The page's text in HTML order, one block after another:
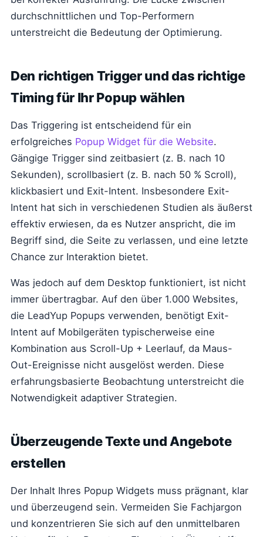
durchschnittlichen und Top-Performern
unterstreicht die Bedeutung der Optimierung.
Den richtigen Trigger und das richtige
Timing für Ihr Popup wählen
Das Triggering ist entscheidend für ein
erfolgreiches Popup Widget für die Website.
Gängige Trigger sind zeitbasiert (z. B. nach 10
Sekunden), scrollbasiert (z. B. nach 50 % Scroll),
klickbasiert und Exit-Intent. Insbesondere Exit-
Intent hat sich in verschiedenen Studien als äußerst
effektiv erwiesen, da es Nutzer anspricht, die im
Begriff sind, die Seite zu verlassen, und eine letzte
Chance zur Interaktion bietet.
Was jedoch auf dem Desktop funktioniert, ist nicht
immer übertragbar. Auf den über 1.000 Websites,
die LeadYup Popups verwenden, benötigt Exit-
Intent auf Mobilgeräten typischerweise eine
Kombination aus Scroll-Up + Leerlauf, da Maus-
Out-Ereignisse nicht ausgelöst werden. Diese
erfahrungsbasierte Beobachtung unterstreicht die
Notwendigkeit adaptiver Strategien.
Überzeugende Texte und Angebote
erstellen
Der Inhalt Ihres Popup Widgets muss prägnant, klar
und überzeugend sein. Vermeiden Sie Fachjargon
und konzentrieren Sie sich auf den unmittelbaren